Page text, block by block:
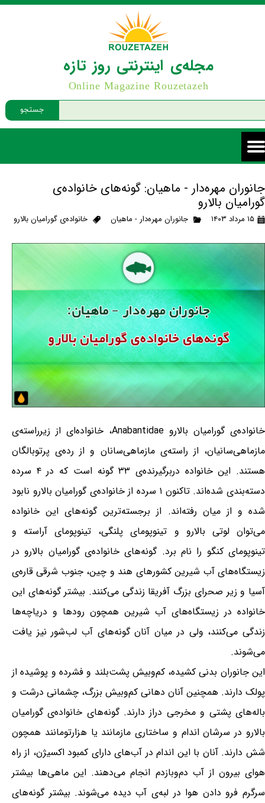
جستجو
مجله‌ی اینترنتی روز تازه
Online Magazine Rouzetazeh
جانوران مهره‌دار - ماهیان: گونه‌های خانواده‌ی
گورامیان بالارو
۱۵ مرداد ۱۴۰۳ جانوران مهره‌دار - ماهیان خانواده‌ی گورامیان بالارو
خانواده‌ی گورامیان بالارو Anabantidae، خانواده‌ای از زیرراسته‌ی
مازماهی‌سانیان، از راسته‌ی مازماهی‌سانان و از رده‌ی پرتوبالگان
هستند. این خانواده دربرگیرنده‌ی ۳۳ گونه است که در ۴ سرده
دسته‌بندی شده‌اند. تاکنون ۱ سرده از خانواده‌ی گورامیان بالارو نابود
شده و از میان رفته‌اند. از برجسته‌ترین گونه‌های این خانواده
می‌توان لوتی بالارو و تینوپومای پلنگی، تینوپومای آراسته و
تینوپومای کنگو را نام برد. گونه‌های خانواده‌ی گورامیان بالارو در
زیستگاه‌های آب شیرین کشورهای هند و چین، جنوب شرقی قاره‌ی
آسیا و زیر صحرای بزرگ آفریقا زندگی می‌کنند. بیشتر گونه‌های این
خانواده در زیستگاه‌های آب شیرین همچون رودها و دریاچه‌ها
زندگی می‌کنند، ولی در میان آنان گونه‌های آب لب‌شور نیز یافت
می‌شوند.
این جانوران بدنی کشیده، کم‌وبیش پشت‌بلند و فشرده و پوشیده از
پولک دارند. همچنین آنان دهانی کم‌وبیش بزرگ، چشمانی درشت و
باله‌های پشتی و مخرجی دراز دارند. گونه‌های خانواده‌ی گورامیان
بالارو در سرشان اندام و ساختاری مازمانند یا هزارتومانند همچون
شش دارند. آنان با این اندام در آب‌های دارای کمبود اکسیژن، از راه
هوای بیرون از آب دم‌وبازدم انجام می‌دهند. این ماهی‌ها بیشتر
سرگرم فرو دادن هوا در لبه‌ی آب دیده می‌شوند. بیشتر گونه‌های